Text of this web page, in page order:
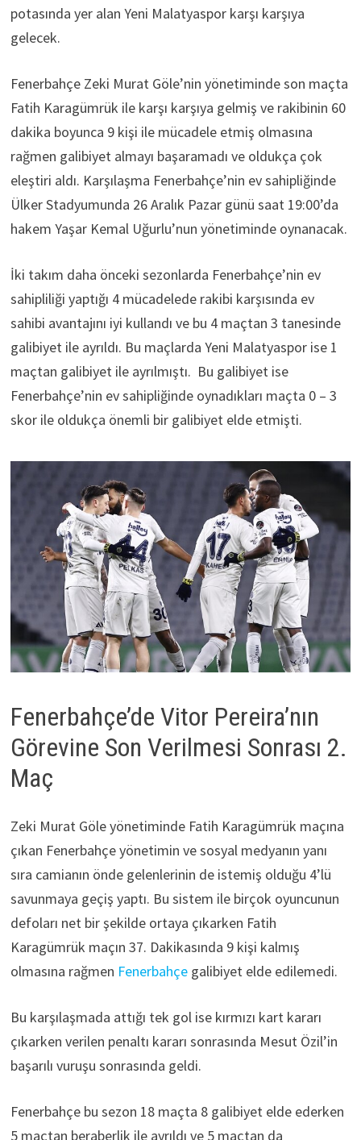
potasında yer alan Yeni Malatyaspor karşı karşıya
gelecek.
Fenerbahçe Zeki Murat Göle’nin yönetiminde son maçta
Fatih Karagümrük ile karşı karşıya gelmiş ve rakibinin 60
dakika boyunca 9 kişi ile mücadele etmiş olmasına
rağmen galibiyet almayı başaramadı ve oldukça çok
eleştiri aldı. Karşılaşma Fenerbahçe’nin ev sahipliğinde
Ülker Stadyumunda 26 Aralık Pazar günü saat 19:00’da
hakem Yaşar Kemal Uğurlu’nun yönetiminde oynanacak.
İki takım daha önceki sezonlarda Fenerbahçe’nin ev
sahipliliği yaptığı 4 mücadelede rakibi karşısında ev
sahibi avantajını iyi kullandı ve bu 4 maçtan 3 tanesinde
galibiyet ile ayrıldı. Bu maçlarda Yeni Malatyaspor ise 1
maçtan galibiyet ile ayrılmıştı. Bu galibiyet ise
Fenerbahçe’nin ev sahipliğinde oynadıkları maçta 0 – 3
skor ile oldukça önemli bir galibiyet elde etmişti.
Fenerbahçe’de Vitor Pereira’nın
Görevine Son Verilmesi Sonrası 2.
Maç
Zeki Murat Göle yönetiminde Fatih Karagümrük maçına
çıkan Fenerbahçe yönetimin ve sosyal medyanın yanı
sıra camianın önde gelenlerinin de istemiş olduğu 4’lü
savunmaya geçiş yaptı. Bu sistem ile birçok oyuncunun
defoları net bir şekilde ortaya çıkarken Fatih
Karagümrük maçın 37. Dakikasında 9 kişi kalmış
olmasına rağmen Fenerbahçegalibiyet elde edilemedi.
Bu karşılaşmada attığı tek gol ise kırmızı kart kararı
çıkarken verilen penaltı kararı sonrasında Mesut Özil’in
başarılı vuruşu sonrasında geldi.
Fenerbahçe bu sezon 18 maçta 8 galibiyet elde ederken
5 maçtan beraberlik ile ayrıldı ve 5 maçtan da